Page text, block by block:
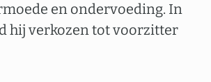
en ondervoeding. In
hij verkozen tot voorzitter